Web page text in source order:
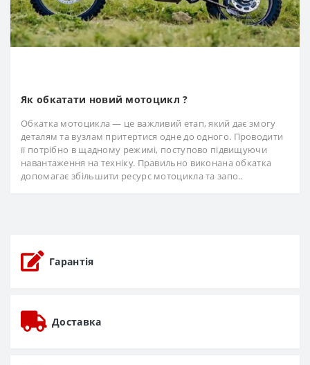
Як обкатати новий мотоцикл ?
Обкатка мотоцикла — це важливий етап, який дає змогу
деталям та вузлам притертися одне до одного. Проводити
її потрібно в щадному режимі, поступово підвищуючи
навантаження на техніку. Правильно виконана обкатка
допомагає збільшити ресурс мотоцикла та запо..
Гарантія
Доставка